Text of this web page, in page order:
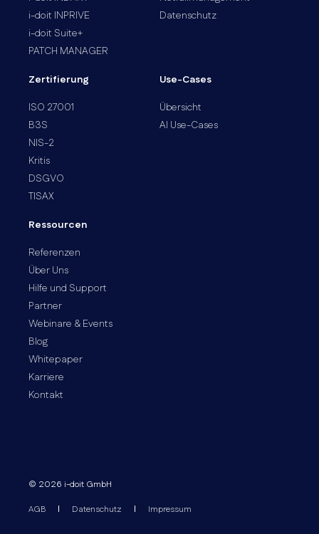
i-doit INPRIVE
i-doit Suite+
PATCH MANAGER
Datenschutz
Zertifierung
ISO 27001
B3S
NIS-2
Kritis
DSGVO
TISAX
Use-Cases
Übersicht
AI Use-Cases
Ressourcen
Referenzen
Über Uns
Hilfe und Support
Partner
Webinare & Events
Blog
Whitepaper
Karriere
Kontakt
© 2026 i-doit GmbH
AGB Datenschutz Impressum